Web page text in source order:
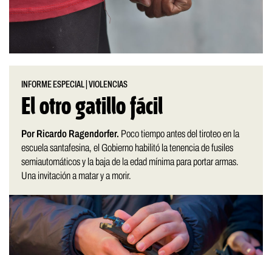
INFORME ESPECIAL |VIOLENCIAS
El otro gatillo fácil
Por Ricardo Ragendorfer. Poco tiempo antes del tiroteo en la
escuela santafesina, el Gobierno habilitó la tenencia de fusiles
semiautomáticos y la baja de la edad mínima para portar armas.
Una invitación a matar y a morir.